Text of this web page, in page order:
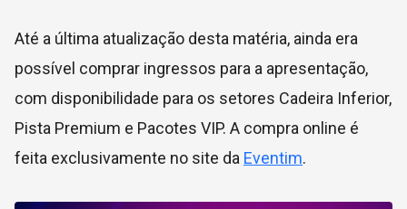
Até a última atualização desta matéria, ainda era
possível comprar ingressos para a apresentação,
com disponibilidade para os setores Cadeira Inferior,
Pista Premium e Pacotes VIP. A compra online é
feita exclusivamente no site da Eventim.